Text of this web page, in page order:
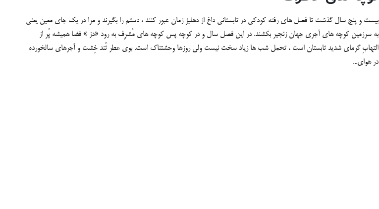
بیست و پنج سال گذشت تا فصل های رفته کودکی در تابستانی داغ از دهلیز زمان عبور کنند ، دستم را بگیرند و مرا در یک جای معین یعنی
به سرزمین کوچه های آجری جهان زنجیر بکشند. در این فصل سال و در کوچه پس کوچه های مُشرِف به رود «دز » فضا همیشه پُر از
التهابِ گرمای شدید تابستان است ، تحمل شب ها زیاد سخت نیست ولی روزها وحشتناک است. بوی عطر تُند خِشت و آجرهای سالخورده
در هوای...